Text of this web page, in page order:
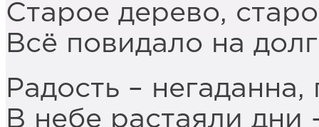
Старое дерево,
Всё повидало на
Радость –
В небе растаяли дни